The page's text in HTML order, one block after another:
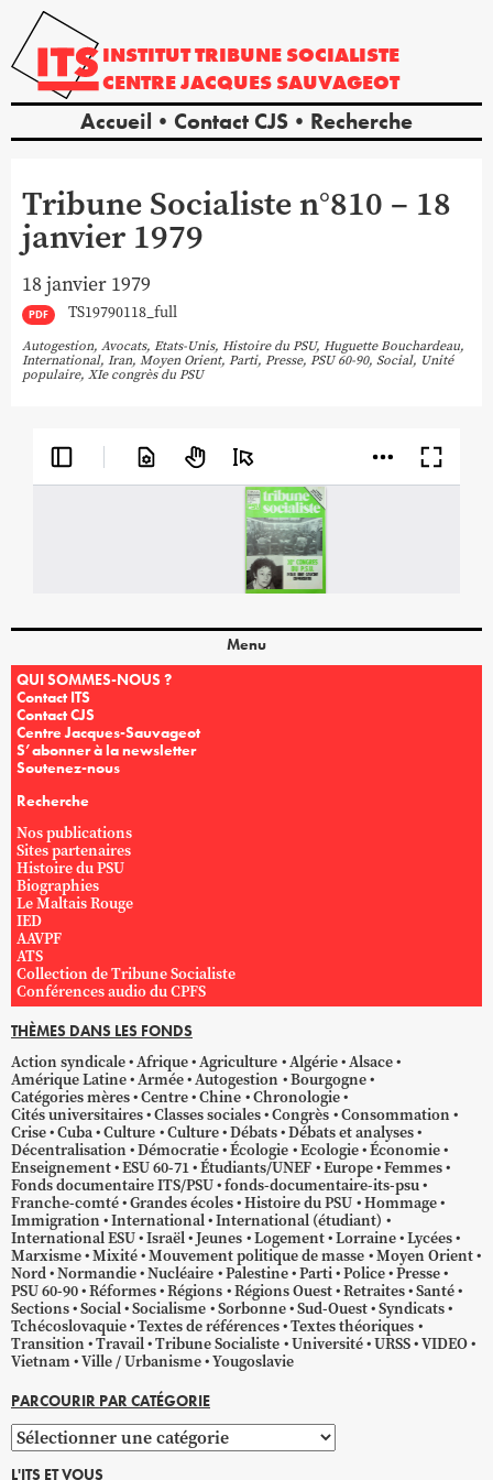
INSTITUTTRIBUNE SOCIALISTE
CENTREJACQUES SAUVAGEOT
Accueil Contact CJS Recherche
Tribune Socialiste n°810 – 18
janvier 1979
18 janvier 1979
PDF TS19790118_full
Autogestion, Avocats, Etats-Unis, Histoire du PSU, Huguette Bouchardeau,
International, Iran, Moyen Orient, Parti, Presse, PSU 60-90, Social, Unité
populaire, XIe congrès du PSU
Menu
QUI SOMMES-NOUS ?
Contact ITS
Contact CJS
Centre Jacques-Sauvageot
S’abonner à la newsletter
Soutenez-nous
Recherche
Nos publications
Sites partenaires
Histoire du PSU
Biographies
Le Maltais Rouge
IED
AAVPF
ATS
Collection de Tribune Socialiste
Conférences audio du CPFS
THÈMES DANS LES FONDS
Action syndicale Afrique Agriculture Algérie Alsace
Amérique Latine Armée Autogestion
Bourgogne
Catégories mères Centre Chine Chronologie
Cités universitaires Classes sociales Congrès Consommation
Crise Cuba Culture Culture Débats Débats et analyses
Décentralisation Démocratie Écologie Ecologie Économie
Enseignement ESU 60-71 Étudiants/UNEF Europe Femmes
Fonds documentaire ITS/PSU fonds-documentaire-its-psu
Franche-comté Grandes écoles Histoire du PSU Hommage
Immigration International International (étudiant)
International ESU Israël Jeunes Logement Lorraine Lycées
Marxisme Mixité Mouvement politique de masse Moyen Orient
Nord Normandie Nucléaire Palestine Parti Police Presse
PSU 60-90 Réformes Régions Régions Ouest Retraites Santé
Sections Social Socialisme Sorbonne Sud-Ouest Syndicats
Tchécoslovaquie Textes de références Textes théoriques
Transition Travail Tribune Socialiste Université URSS VIDEO
Vietnam Ville / Urbanisme Yougoslavie
PARCOURIR PAR CATÉGORIE
Parcourir
par
L'ITS ET VOUS